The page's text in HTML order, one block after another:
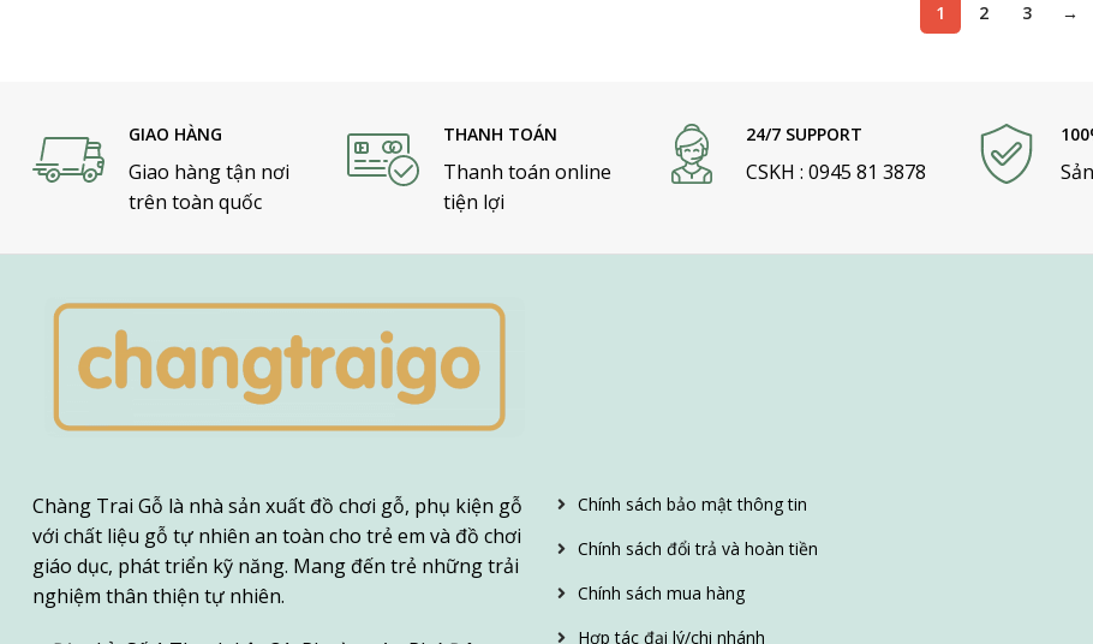
1 2 3 →
GIAO HÀNG
Giao hàng tận nơi
trên toàn quốc
THANH TOÁN
Thanh toán online
tiện lợi
24/7 SUPPORT
CSKH : 0945 81 3878
Chàng Trai Gỗ là nhà sản xuất đồ chơi gỗ, phụ kiện gỗ
với chất liệu gỗ tự nhiên an toàn cho trẻ em và đồ chơi
giáo dục, phát triển kỹ năng. Mang đến trẻ những trải
nghiệm thân thiện tự nhiên.
Chính sách bảo mật thông tin
Chính sách đổi trả và hoàn tiền
Chính sách mua hàng
Hợp tác đại lý/chi nhánh